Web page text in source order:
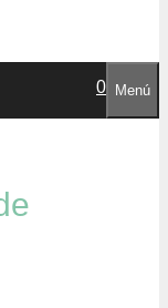
0 Menú